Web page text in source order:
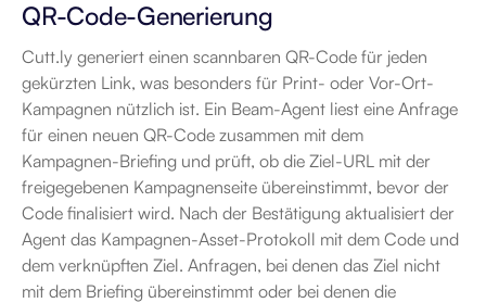
QR-Code-Generierung
Cutt.ly generiert einen scannbaren QR-Code für jeden
gekürzten Link, was besonders für Print- oder Vor-Ort-
Kampagnen nützlich ist. Ein Beam-Agent liest eine Anfrage
für einen neuen QR-Code zusammen mit dem
Kampagnen-Briefing und prüft, ob die Ziel-URL mit der
freigegebenen Kampagnenseite übereinstimmt, bevor der
Code finalisiert wird. Nach der Bestätigung aktualisiert der
Agent das Kampagnen-Asset-Protokoll mit dem Code und
dem verknüpften Ziel. Anfragen, bei denen das Ziel nicht
mit dem Briefing übereinstimmt oder bei denen die